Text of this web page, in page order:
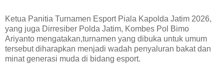
Ketua Panitia Turnamen Esport Piala Kapolda Jatim 2026,
yang juga Dirresiber Polda Jatim, Kombes Pol Bimo
Ariyanto mengatakan,turnamen yang dibuka untuk umum
tersebut diharapkan menjadi wadah penyaluran bakat dan
minat generasi muda di bidang esport.